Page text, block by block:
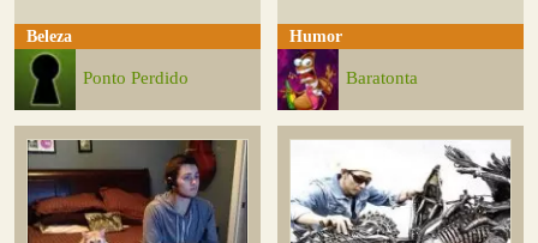
Beleza
Ponto Perdido
Humor
Baratonta